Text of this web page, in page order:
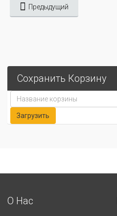
Предыдущий
Сохранить Корзину
О Нас